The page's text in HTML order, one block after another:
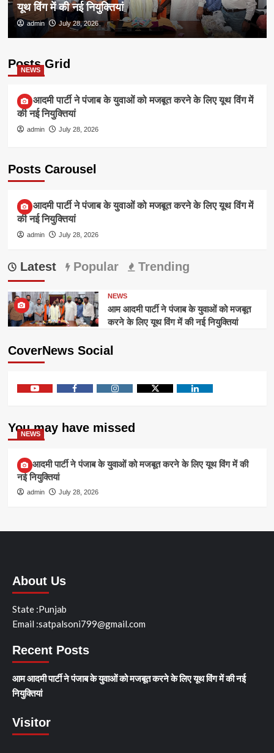
यूथ विंग में की नई नियुक्तियां
admin July 28, 2026
Posts Grid
NEWS
आम आदमी पार्टी ने पंजाब के युवाओं को मजबूत करने के लिए यूथ विंग में
की नई नियुक्तियां
admin July 28, 2026
Posts Carousel
NEWS
आम आदमी पार्टी ने पंजाब के युवाओं को मजबूत करने के लिए यूथ विंग में
की नई नियुक्तियां
admin July 28, 2026
Latest Popular Trending
NEWS
आम आदमी पार्टी ने पंजाब के युवाओं को मजबूत
करने के लिए यूथ विंग में की नई नियुक्तियां
CoverNews Social
You may have missed
NEWS
आम आदमी पार्टी ने पंजाब के युवाओं को मजबूत करने के लिए यूथ विंग में की
नई नियुक्तियां
admin July 28, 2026
About Us
State :Punjab
Email :satpalsoni799@gmail.com
Recent Posts
आम आदमी पार्टी ने पंजाब के युवाओं को मजबूत करने के लिए यूथ विंग में की नई
नियुक्तियां
Visitor